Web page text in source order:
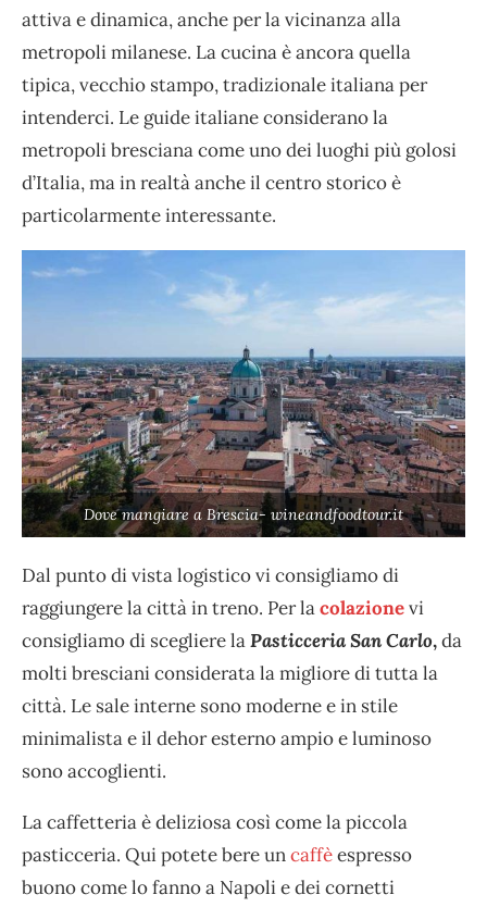
attiva e dinamica, anche per la vicinanza alla
metropoli milanese. La cucina è ancora quella
tipica, vecchio stampo, tradizionale italiana per
intenderci. Le guide italiane considerano la
metropoli bresciana come uno dei luoghi più golosi
d’Italia, ma in realtà anche il centro storico è
particolarmente interessante.
Dove mangiare a Brescia- wineandfoodtour.it
Dal punto di vista logistico vi consigliamo di
raggiungere la città in treno. Per lacolazionevi
consigliamo di scegliere laPasticceria San Carlo,da
molti bresciani considerata la migliore di tutta la
città. Le sale interne sono moderne e in stile
minimalista e il dehor esterno ampio e luminoso
sono accoglienti.
La caffetteria è deliziosa così come la piccola
pasticceria. Qui potete bere uncaffèespresso
buono come lo fanno a Napoli e dei cornetti